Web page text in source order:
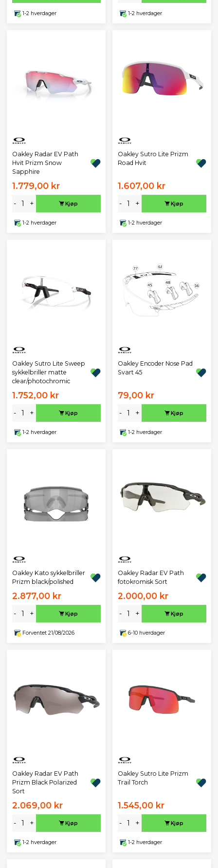
1-2 hverdager 1-2 hverdager
Oakley Radar EV Path
Hvit Prizm Snow
Sapphire
1.779,00 kr
- + Kjøp
1-2 hverdager
Oakley Sutro Lite Prizm
Road Hvit
1.607,00 kr
- + Kjøp
1-2 hverdager
Oakley Sutro Lite Sweep
sykkelbriller matte
clear/photochromic
1.752,00 kr
- + Kjøp
1-2 hverdager
Oakley Encoder Nose Pad
Svart 45
79,00 kr
- + Kjøp
1-2 hverdager
Oakley Kato sykkelbriller
Prizm black/polished
2.877,00 kr
- + Kjøp
Forventet 21/08/2026
Oakley Radar EV Path
fotokromisk Sort
2.000,00 kr
- + Kjøp
6-10 hverdager
Oakley Radar EV Path
Prizm Black Polarized
Sort
2.069,00 kr
- + Kjøp
1-2 hverdager
Oakley Sutro Lite Prizm
Trail Torch
1.545,00 kr
- + Kjøp
1-2 hverdager